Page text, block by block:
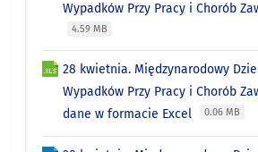
Wypadków Przy Pracy i Chorób
4.59 MB
28 kwietnia. Międzynarodowy
Wypadków Przy Pracy i Chorób
dane w formacie Excel
0.06 MB